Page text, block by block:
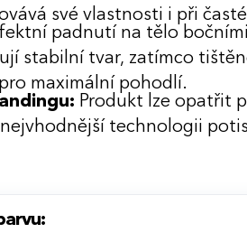
své vlastnosti i při
padnutí na tělo
stabilní tvar, zatímco
maximální pohodlí.
Produkt lze opatřit
technologii